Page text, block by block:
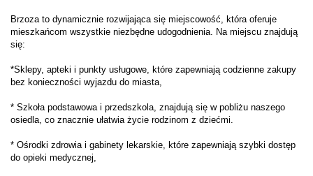
Brzoza to dynamicznie rozwijająca się miejscowość, która oferuje
mieszkańcom wszystkie niezbędne udogodnienia. Na miejscu znajdują
się:
*Sklepy, apteki i punkty usługowe, które zapewniają codzienne zakupy
bez konieczności wyjazdu do miasta,
* Szkoła podstawowa i przedszkola, znajdują się w pobliżu naszego
osiedla, co znacznie ułatwia życie rodzinom z dziećmi.
* Ośrodki zdrowia i gabinety lekarskie, które zapewniają szybki dostęp
do opieki medycznej,